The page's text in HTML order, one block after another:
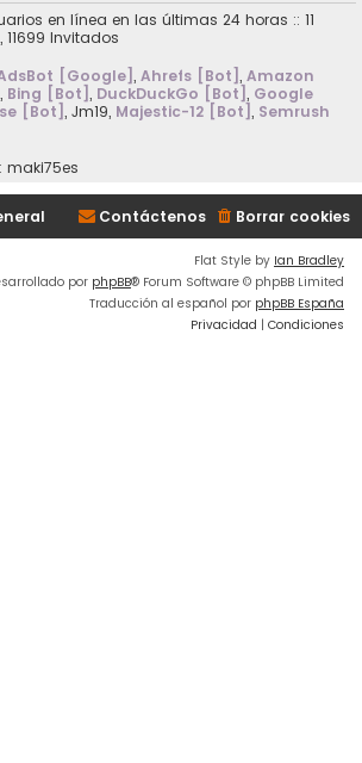
en línea en las últimas 24 horas :: 11
Invitados
[Google], Ahrefs [Bot], Amazon
, Bing [Bot], DuckDuckGo [Bot], Google
[Bot], Jm19, Majestic-12 [Bot], Semrush
maki75es
Borrar cookies
Contáctenos
Flat Style by Ian Bradley
por phpBB® Forum Software © phpBB Limited
Traducción al español por phpBB España
Privacidad | Condiciones